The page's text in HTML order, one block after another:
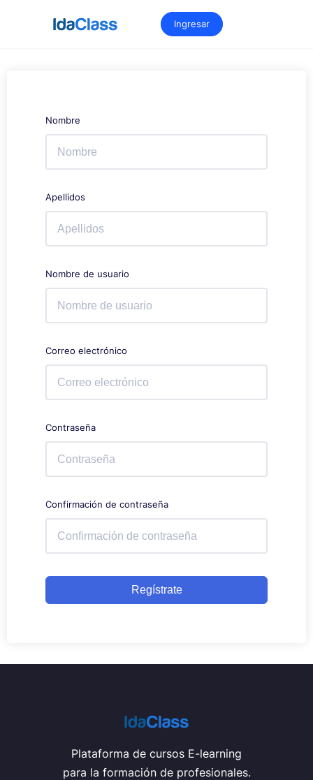
Ingresar
Nombre
Apellidos
Nombre de usuario
Correo electrónico
Contraseña
Confirmación de contraseña
Regístrate
Plataforma de cursos E-learning
para la formación de profesionales.